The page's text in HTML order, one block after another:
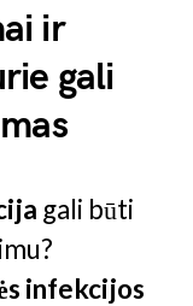
ir
gali
gali būti
infekcijos